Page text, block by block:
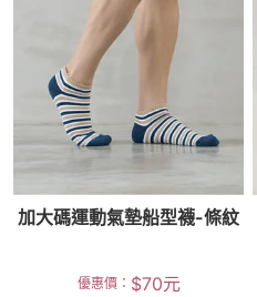
加大碼運動氣墊船型襪-條紋
優惠價： $70元